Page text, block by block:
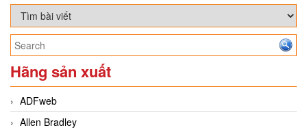
Hãng sản xuất
ADFweb
Allen Bradley